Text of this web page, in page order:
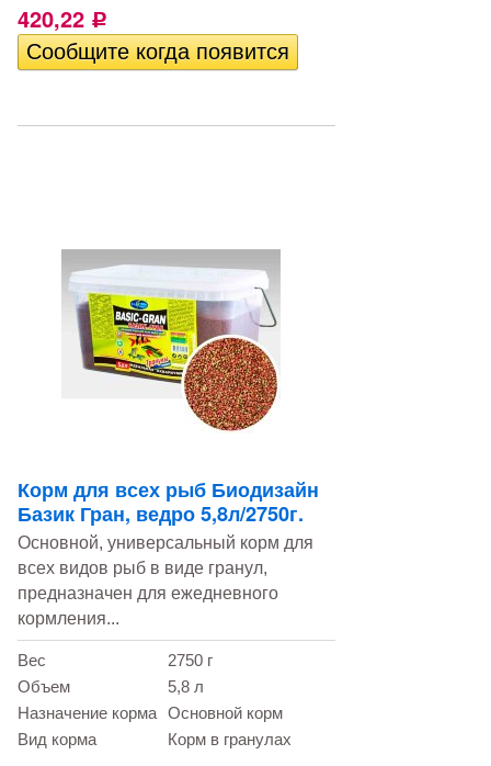
420,22 Р
Корм для всех рыб Биодизайн
Базик Гран, ведро 5,8л/2750г.
Основной, универсальный корм для
всех видов рыб в виде гранул,
предназначен для ежедневного
кормления...
Вес
2750 г
Объем
5,8 л
Назначение корма
Основной корм
Вид корма
Корм в гранулах